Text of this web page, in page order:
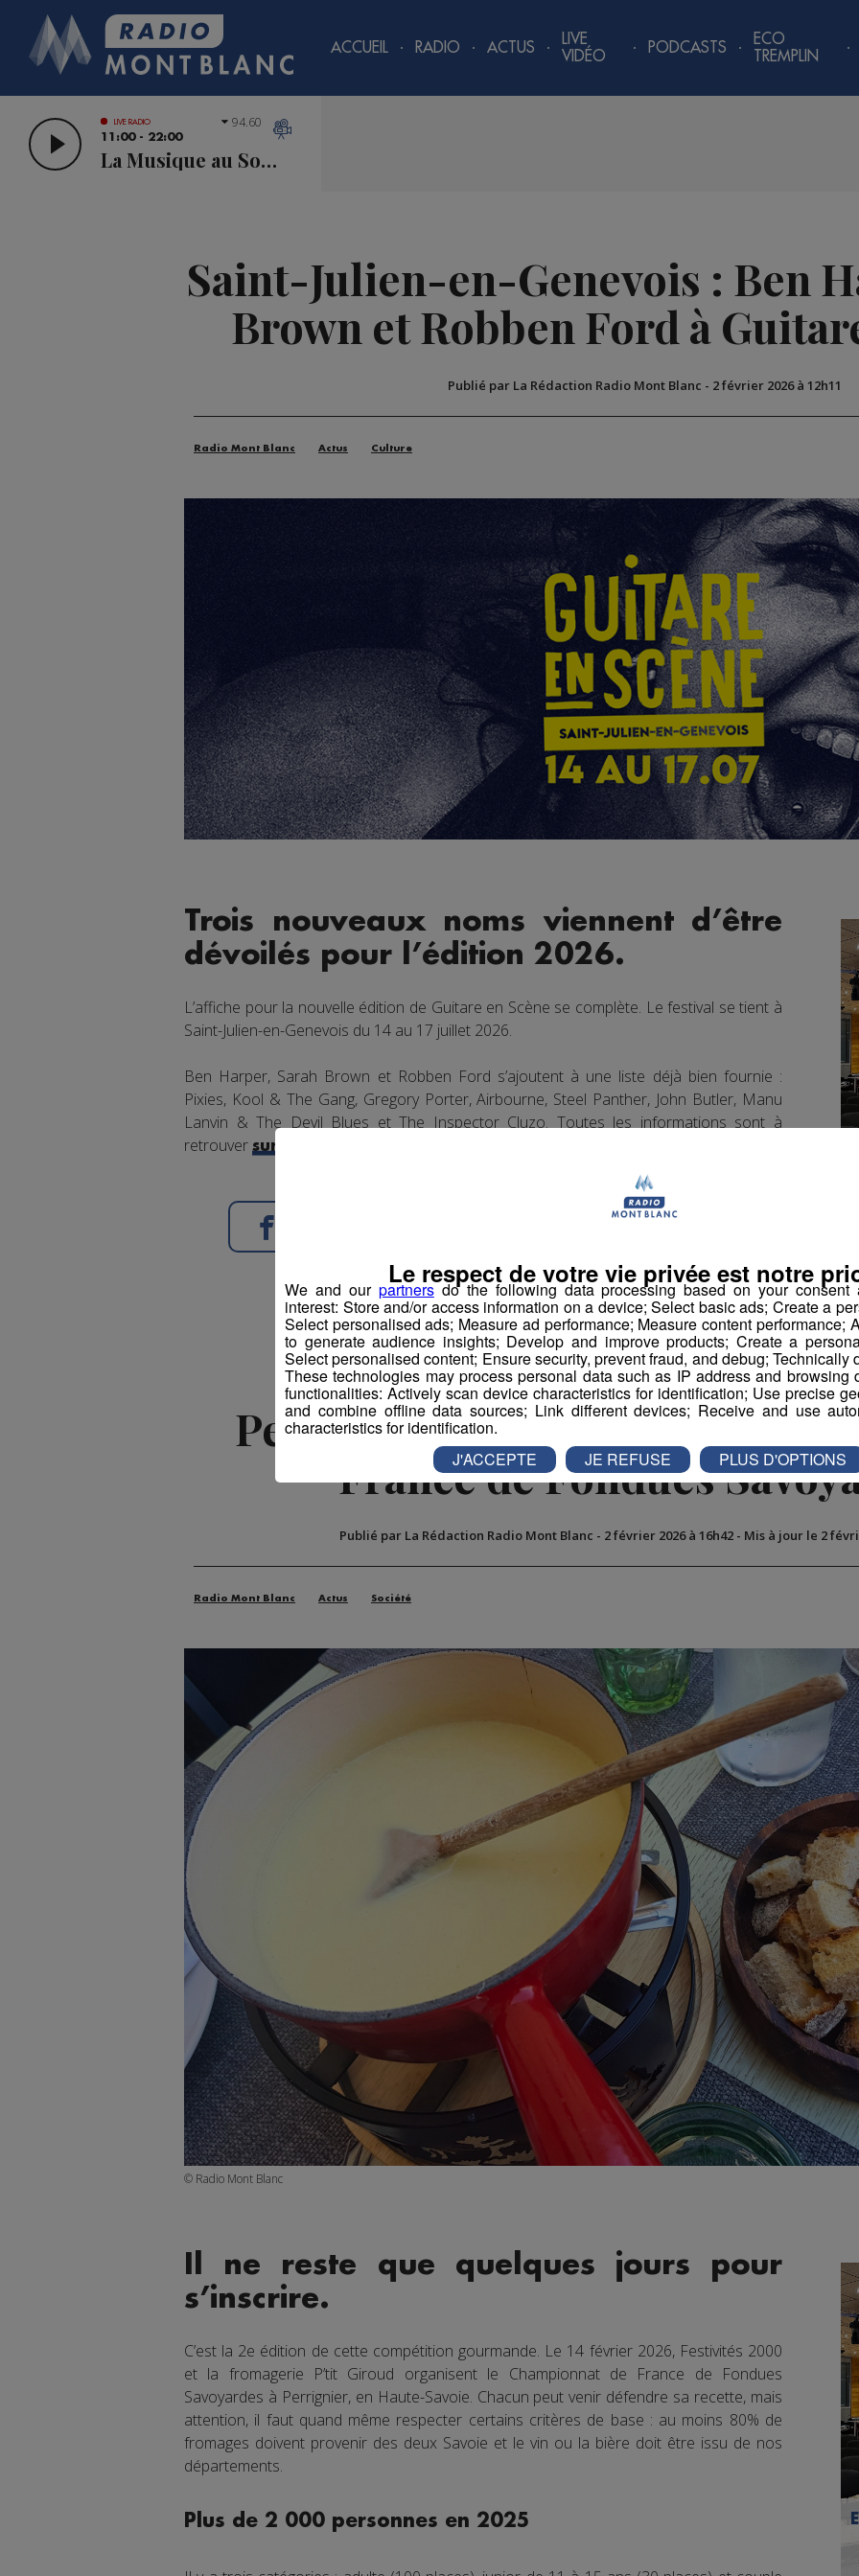
ACCUEIL RADIO ACTUS
LIVE
VIDÉO
PODCASTS
ECO
TREMPLIN
LIVE RADIO
11:00 - 22:00
La Musique au Sommet
94.60
Saint-Julien-en-Genevois : Ben
Brown et Robben Ford à
Publié par La Rédaction Radio Mont Blanc - 2 février 2026 à 12h11
Radio Mont Blanc Actus Culture
Trois nouveaux noms viennent d’être
dévoilés pour l’édition 2026.
L’affiche pour la nouvelle édition de Guitare en Scène se complète. Le festival se tient à
Saint-Julien-en-Genevois du 14 au 17 juillet 2026.
Ben Harper, Sarah Brown et Robben Ford s’ajoutent à une liste déjà bien fournie :
Pixies, Kool & The Gang, Gregory Porter, Airbourne, Steel Panther, John Butler, Manu
Lanvin & The Devil Blues et The Inspector Cluzo. Toutes les informations sont à
retrouver sur leur site
Perrignier : le retour du
France de Fondues
Publié par La Rédaction Radio Mont Blanc - 2 février 2026 à 16h42- Mis à jour le 2
Radio Mont Blanc Actus Société
© Radio Mont Blanc
Il ne reste que quelques jours pour
s’inscrire.
C’est la 2e édition de cette compétition gourmande. Le 14 février 2026, Festivités 2000
et la fromagerie P’tit Giroud organisent le Championnat de France de Fondues
Savoyardes à Perrignier, en Haute-Savoie. Chacun peut venir défendre sa recette, mais
attention, il faut quand même respecter certains critères de base : au moins 80% de
fromages doivent provenir des deux Savoie et le vin ou la bière doit être issu de nos
départements.
Plus de 2 000 personnes en 2025
We and our partnersdo the following data processing based on your consent
interest: Store and/or access information on a device; Select basic ads; Create a
Select personalised ads; Measure ad performance; Measure content performance;
to generate audience insights; Develop and improve products; Create a
Select personalised content; Ensure security, prevent fraud, and debug; Technically
These technologies may process personal data such as IP address and browsing
functionalities: Actively scan device characteristics for identification; Use precise
and combine offline data sources; Link different devices; Receive and use
characteristics for identification.
Le respect de votre vie privée est notre
J'ACCEPTE JE REFUSE PLUS D'OPTIONS